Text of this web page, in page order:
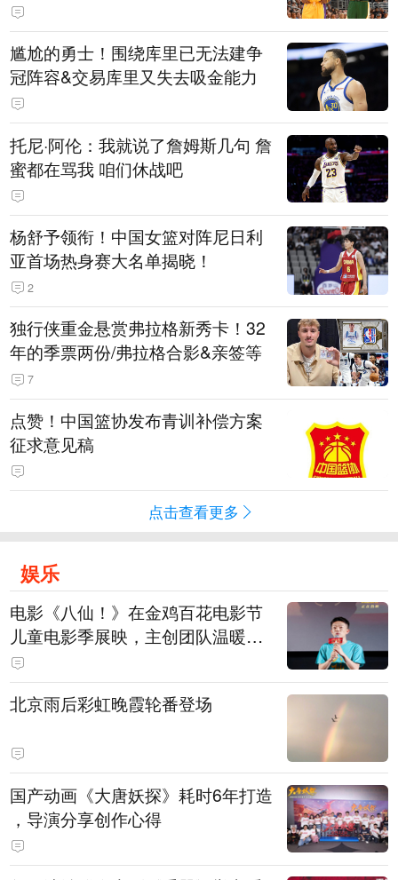
尴尬的勇士！围绕库里已无法建争
冠阵容&交易库里又失去吸金能力
托尼·阿伦：我就说了詹姆斯几句 詹
蜜都在骂我 咱们休战吧
杨舒予领衔！中国女篮对阵尼日利
亚首场热身赛大名单揭晓！
2
独行侠重金悬赏弗拉格新秀卡！32
年的季票两份/弗拉格合影&亲签等
7
点赞！中国篮协发布青训补偿方案
征求意见稿
点击查看更多
娱乐
电影《八仙！》在金鸡百花电影节
儿童电影季展映，主创团队温暖寄
语小观众
北京雨后彩虹晚霞轮番登场
国产动画《大唐妖探》耗时6年打造
，导演分享创作心得